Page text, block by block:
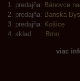
predajňa: Bánovce
predajňa: Banská
predajňa: Košice
sklad : Brno
viac